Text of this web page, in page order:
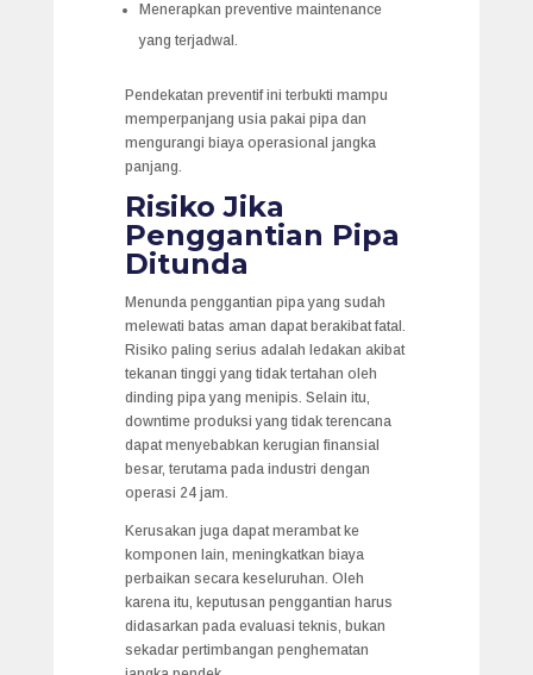
Menerapkan preventive maintenance
yang terjadwal.
Pendekatan preventif ini terbukti mampu
memperpanjang usia pakai pipa dan
mengurangi biaya operasional jangka
panjang.
Risiko Jika
Penggantian Pipa
Ditunda
Menunda penggantian pipa yang sudah
melewati batas aman dapat berakibat fatal.
Risiko paling serius adalah ledakan akibat
tekanan tinggi yang tidak tertahan oleh
dinding pipa yang menipis. Selain itu,
downtime produksi yang tidak terencana
dapat menyebabkan kerugian finansial
besar, terutama pada industri dengan
operasi 24 jam.
Kerusakan juga dapat merambat ke
komponen lain, meningkatkan biaya
perbaikan secara keseluruhan. Oleh
karena itu, keputusan penggantian harus
didasarkan pada evaluasi teknis, bukan
sekadar pertimbangan penghematan